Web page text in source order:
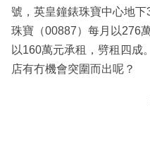
號，英皇鐘錶珠寶中心地
珠寶（00887）每月以276
以160萬元承租，劈租四成
店有冇機會突圍而出呢？